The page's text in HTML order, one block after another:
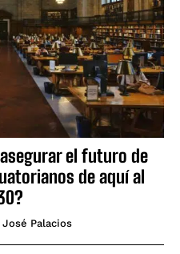
el futuro de
de aquí al
Palacios